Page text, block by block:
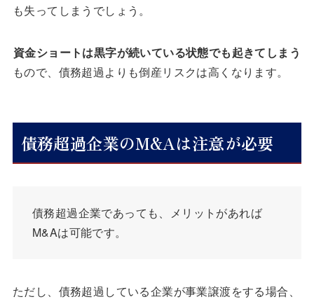
も失ってしまうでしょう。
資金ショートは黒字が続いている状態でも起きてしまう
もので、債務超過よりも倒産リスクは高くなります。
債務超過企業のM&Aは注意が必要
債務超過企業であっても、メリットがあれば
M&Aは可能です。
ただし、債務超過している企業が事業譲渡をする場合、